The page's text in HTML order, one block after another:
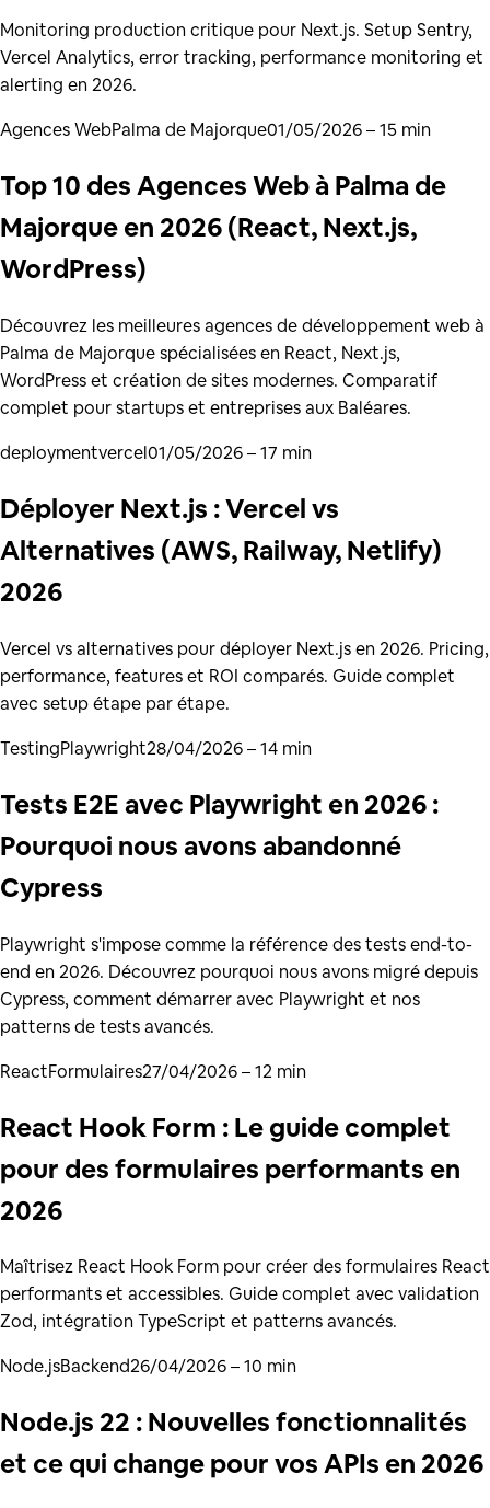
Monitoring production critique pour Next.js. Setup Sentry,
Vercel Analytics, error tracking, performance monitoring et
alerting en 2026.
Agences WebPalma de Majorque01/05/2026– 15 min
Top 10 des Agences Web à Palma de
Majorque en 2026 (React, Next.js,
WordPress)
Découvrez les meilleures agences de développement web à
Palma de Majorque spécialisées en React, Next.js,
WordPress et création de sites modernes. Comparatif
complet pour startups et entreprises aux Baléares.
deploymentvercel01/05/2026– 17 min
Déployer Next.js : Vercel vs
Alternatives (AWS, Railway, Netlify)
2026
Vercel vs alternatives pour déployer Next.js en 2026. Pricing,
performance, features et ROI comparés. Guide complet
avec setup étape par étape.
TestingPlaywright28/04/2026– 14 min
Tests E2E avec Playwright en 2026 :
Pourquoi nous avons abandonné
Cypress
Playwright s'impose comme la référence des tests end-to-
end en 2026. Découvrez pourquoi nous avons migré depuis
Cypress, comment démarrer avec Playwright et nos
patterns de tests avancés.
ReactFormulaires27/04/2026– 12 min
React Hook Form : Le guide complet
pour des formulaires performants en
2026
Maîtrisez React Hook Form pour créer des formulaires React
performants et accessibles. Guide complet avec validation
Zod, intégration TypeScript et patterns avancés.
Node.jsBackend26/04/2026– 10 min
Node.js 22 : Nouvelles fonctionnalités
et ce qui change pour vos APIs en 2026